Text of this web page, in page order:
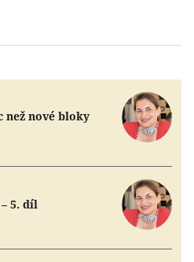
než nové bloky
5. díl